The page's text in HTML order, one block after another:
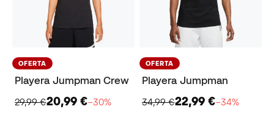
OFERTA
Playera Jumpman Crew
29,99 €20,99 €−30%
OFERTA
Playera Jumpman
34,99 €22,99 €−34%